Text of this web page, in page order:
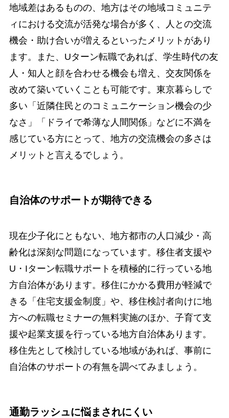
地域差はあるものの、地方はその地域コミュニテ
ィにおける交流が活発な場合が多く、人との交流
機会・助け合いが増えるといったメリットがあり
ます。また、Uターン転職であれば、学生時代の友
人・知人と顔を合わせる機会も増え、交友関係を
改めて築いていくことも可能です。東京暮らしで
多い「近隣住民とのコミュニケーション機会の少
なさ」「ドライで希薄な人間関係」などに不満を
感じている方にとって、地方の交流機会の多さは
メリットと言えるでしょう。
自治体のサポートが期待できる
現在少子化にともない、地方都市の人口減少・高
齢化は深刻な問題になっています。移住者支援や
U・Iターン転職サポートを積極的に行っている地
方自治体があります。移住にかかる費用が軽減で
きる「住宅支援金制度」や、移住検討者向けに地
方への転職セミナーの無料実施のほか、子育て支
援や起業支援を行っている地方自治体あります。
移住先として検討している地域があれば、事前に
自治体のサポートの有無を調べてみましょう。
通勤ラッシュに悩まされにくい